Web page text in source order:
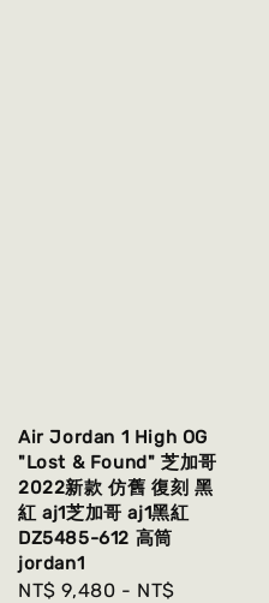
Air Jordan 1 High OG
"Lost & Found" 芝加哥
2022新款 仿舊 復刻 黑
紅 aj1芝加哥 aj1黑紅
DZ5485-612 高筒
jordan1
Sale
NT$ 9,480 - NT$